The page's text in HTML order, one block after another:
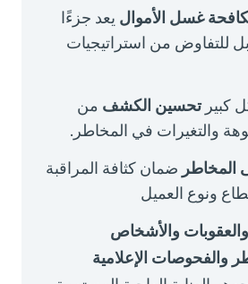
غسل الأموال يعد جزءًا
للتفاوض من استراتيجيات
كبيرتحسين الكشف من
والتغيرات في المخاطر.
المخاطر ضمان كثافة المراقبة
ونوع العميل
والعقوبات والأشخاص
والفحوصات الإعلامية